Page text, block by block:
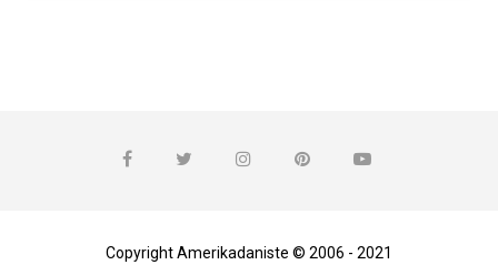
Copyright Amerikadaniste © 2006 - 2021